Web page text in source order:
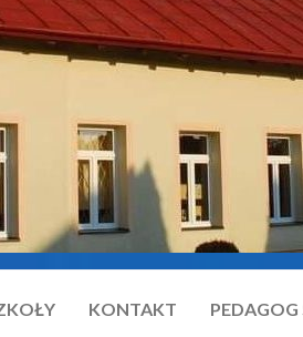
KONTAKT PEDAGOG